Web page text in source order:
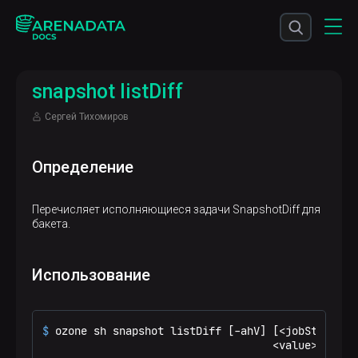
snapshot listDiff
Сергей Тихомиров
Определение
Перечисляет исполняющиеся задачи SnapshotDiff для
бакета.
Использование
$ ozone sh snapshot listDiff [-ahV] [<jobStatus>]
                                    <value>